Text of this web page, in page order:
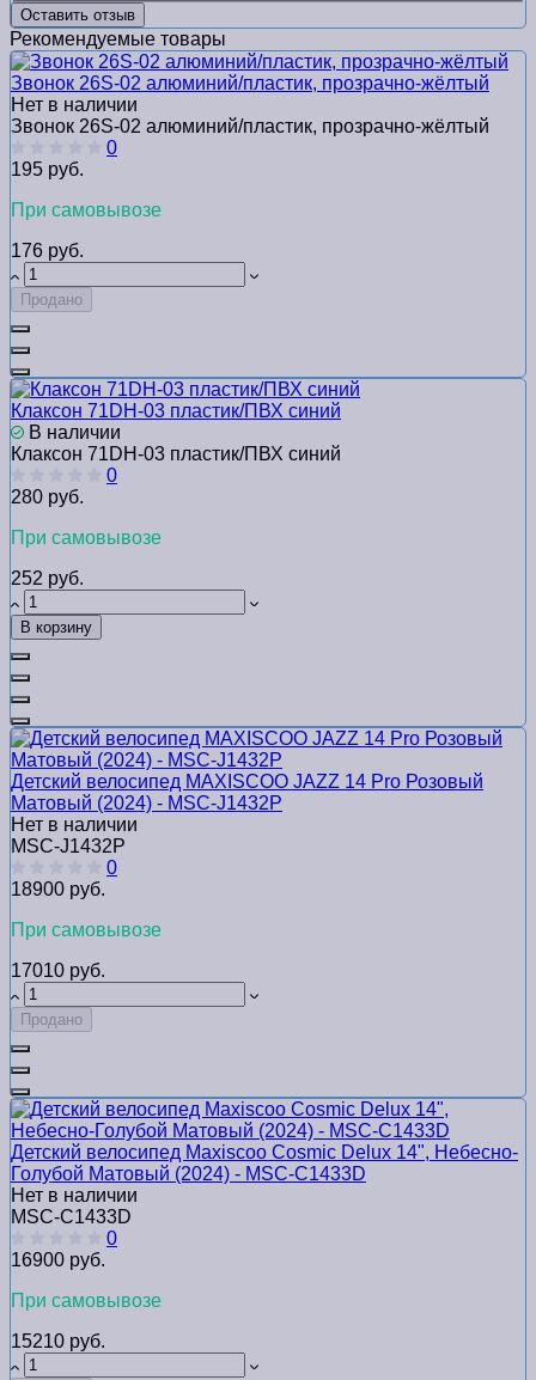
Оставить отзыв
Рекомендуемые товары
Звонок 26S-02 алюминий/пластик, прозрачно-жёлтый
Нет в наличии
Звонок 26S-02 алюминий/пластик, прозрачно-жёлтый
0
195 руб.
При самовывозе
176 руб.
Продано
Клаксон 71DH-03 пластик/ПВХ синий
В наличии
Клаксон 71DH-03 пластик/ПВХ синий
0
280 руб.
При самовывозе
252 руб.
В корзину
Детский велосипед MAXISCOO JAZZ 14 Pro Розовый
Матовый (2024) - MSC-J1432P
Нет в наличии
MSC-J1432P
0
18900 руб.
При самовывозе
17010 руб.
Продано
Детский велосипед Maxiscoo Cosmic Delux 14", Небесно-
Голубой Матовый (2024) - MSC-С1433D
Нет в наличии
MSC-С1433D
0
16900 руб.
При самовывозе
15210 руб.